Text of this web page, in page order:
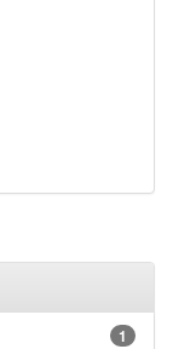
1